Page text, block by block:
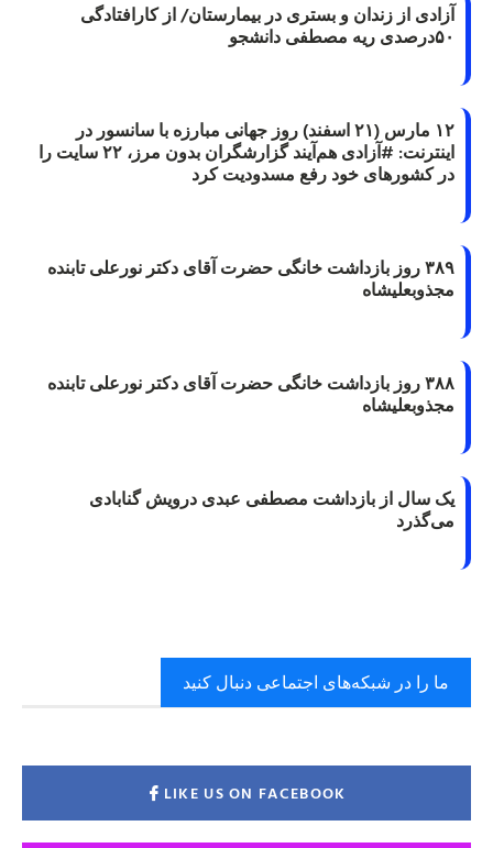
آزادی از زندان و بستری در بیمارستان/ از کارافتادگی
۵۰درصدی ریه مصطفی دانشجو
۱۲ مارس (۲۱ اسفند) روز جهانی مبارزه با سانسور در
اینترنت: #آزادی هم‌آیند گزارشگران‌ بدون مرز، ۲۲ سایت را
در کشورهای خود رفع مسدودیت کرد
۳۸۹ روز بازداشت خانگی حضرت آقای دکتر نورعلی تابنده
مجذوبعلیشاه
۳۸۸ روز بازداشت خانگی حضرت آقای دکتر نورعلی تابنده
مجذوبعلیشاه
یک سال از بازداشت مصطفی عبدی درویش گنابادی
می‌گذرد
ما را در شبکه‌های اجتماعی دنبال کنید
LIKE US ON FACEBOOK